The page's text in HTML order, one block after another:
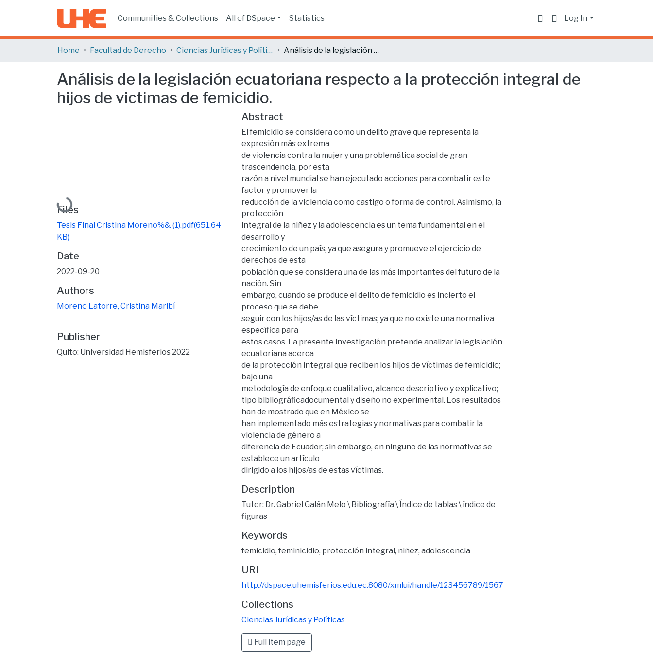
Communities & Collections All of DSpace Statistics Log In
Home Facultad de Derecho Ciencias Jurídicas y Políticas Análisis de la legislación ecuatoriana respecto a la protección integral de hijos de victimas de femicidio.
Análisis de la legislación ecuatoriana respecto a la protección integral de
hijos de victimas de femicidio.
Loading...
Files
Tesis Final Cristina Moreno%& (1).pdf(651.64
KB)
Date
2022-09-20
Authors
Moreno Latorre, Cristina Maribí
Publisher
Quito: Universidad Hemisferios 2022
Abstract
El femicidio se considera como un delito grave que representa la
expresión más extrema
de violencia contra la mujer y una problemática social de gran
trascendencia, por esta
razón a nivel mundial se han ejecutado acciones para combatir este
factor y promover la
reducción de la violencia como castigo o forma de control. Asimismo, la
protección
integral de la niñez y la adolescencia es un tema fundamental en el
desarrollo y
crecimiento de un país, ya que asegura y promueve el ejercicio de
derechos de esta
población que se considera una de las más importantes del futuro de la
nación. Sin
embargo, cuando se produce el delito de femicidio es incierto el
proceso que se debe
seguir con los hijos/as de las víctimas; ya que no existe una normativa
específica para
estos casos. La presente investigación pretende analizar la legislación
ecuatoriana acerca
de la protección integral que reciben los hijos de víctimas de femicidio;
bajo una
metodología de enfoque cualitativo, alcance descriptivo y explicativo;
tipo bibliográficadocumental y diseño no experimental. Los resultados
han de mostrado que en México se
han implementado más estrategias y normativas para combatir la
violencia de género a
diferencia de Ecuador; sin embargo, en ninguno de las normativas se
establece un artículo
dirigido a los hijos/as de estas víctimas.
Description
Tutor: Dr. Gabriel Galán Melo \ Bibliografía \ Índice de tablas \ índice de
figuras
Keywords
femicidio, feminicidio, protección integral, niñez, adolescencia
URI
http://dspace.uhemisferios.edu.ec:8080/xmlui/handle/123456789/1567
Collections
Ciencias Jurídicas y Políticas
Full item page